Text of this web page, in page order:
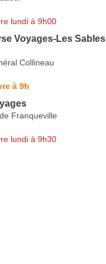
lundi à 9h00
Voyages-Les Sables
Collineau
à 9h
Franqueville
lundi à 9h30